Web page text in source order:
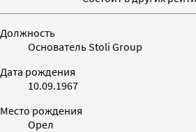
Должность
Основатель Stoli Group
Дата рождения
10.09.1967
Место рождения
Орел